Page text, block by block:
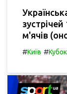
м'ячів
#Київ #